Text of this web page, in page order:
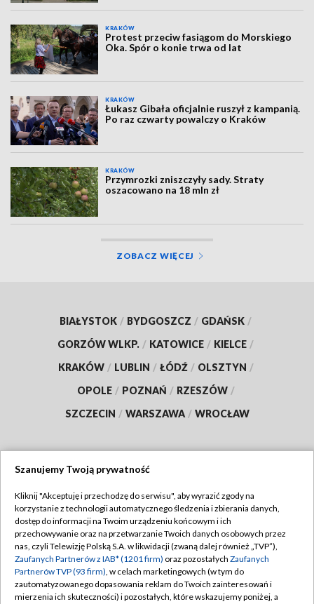
KRAKÓW
Protest przeciw fasiągom do Morskiego
Oka. Spór o konie trwa od lat
KRAKÓW
Łukasz Gibała oficjalnie ruszył z kampanią.
Po raz czwarty powalczy o Kraków
KRAKÓW
Przymrozki zniszczyły sady. Straty
oszacowano na 18 mln zł
ZOBACZ WIĘCEJ
BIAŁYSTOK / BYDGOSZCZ / GDAŃSK /
GORZÓW WLKP. / KATOWICE / KIELCE /
KRAKÓW / LUBLIN / ŁÓDŹ / OLSZTYN /
OPOLE / POZNAŃ / RZESZÓW /
SZCZECIN / WARSZAWA / WROCŁAW
TVP
Abonament TVP
Emisja w TVP
Centrum informacji TVP
Regulamin TVP
Polityka prywatności
Moje zgody
Szanujemy Twoją prywatność
Kliknij "Akceptuję i przechodzę do serwisu", aby wyrazić zgody na
korzystanie z technologii automatycznego śledzenia i zbierania danych,
dostęp do informacji na Twoim urządzeniu końcowym i ich
przechowywanie oraz na przetwarzanie Twoich danych osobowych przez
nas, czyli Telewizję Polską S.A. w likwidacji (zwaną dalej również „TVP”),
Zaufanych Partnerów z IAB* (1201 firm) oraz pozostałych Zaufanych
Partnerów TVP (93 firm), w celach marketingowych (w tym do
zautomatyzowanego dopasowania reklam do Twoich zainteresowań i
mierzenia ich skuteczności) i pozostałych, które wskazujemy poniżej, a